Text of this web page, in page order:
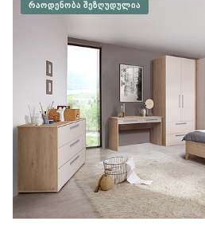
ᲠᲐᲝᲓᲔᲜᲝᲑᲐ ᲨᲔᲖᲦᲣᲓᲣᲚᲘᲐ